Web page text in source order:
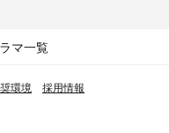
マ一覧
環境 採用情報